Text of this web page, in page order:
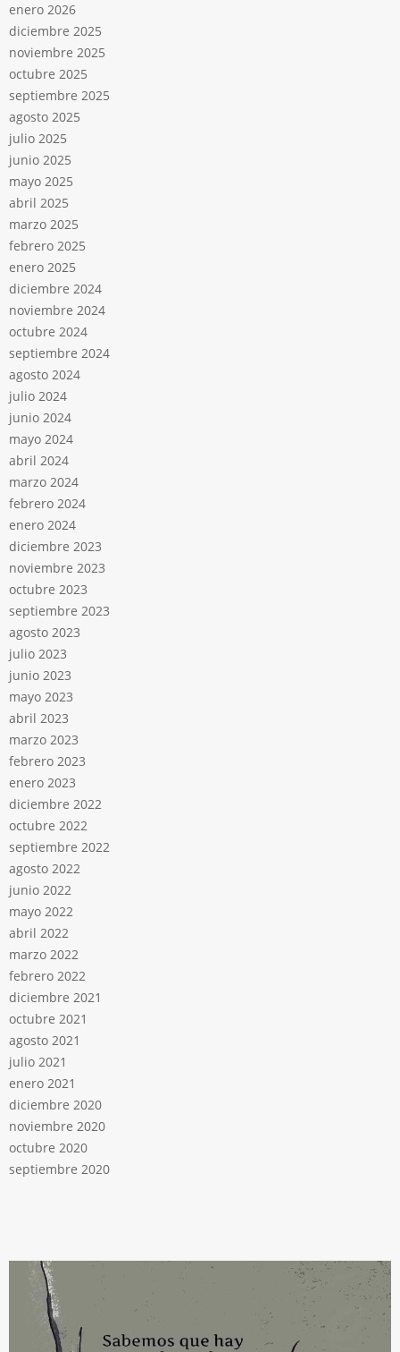
enero 2026
diciembre 2025
noviembre 2025
octubre 2025
septiembre 2025
agosto 2025
julio 2025
junio 2025
mayo 2025
abril 2025
marzo 2025
febrero 2025
enero 2025
diciembre 2024
noviembre 2024
octubre 2024
septiembre 2024
agosto 2024
julio 2024
junio 2024
mayo 2024
abril 2024
marzo 2024
febrero 2024
enero 2024
diciembre 2023
noviembre 2023
octubre 2023
septiembre 2023
agosto 2023
julio 2023
junio 2023
mayo 2023
abril 2023
marzo 2023
febrero 2023
enero 2023
diciembre 2022
octubre 2022
septiembre 2022
agosto 2022
junio 2022
mayo 2022
abril 2022
marzo 2022
febrero 2022
diciembre 2021
octubre 2021
agosto 2021
julio 2021
enero 2021
diciembre 2020
noviembre 2020
octubre 2020
septiembre 2020